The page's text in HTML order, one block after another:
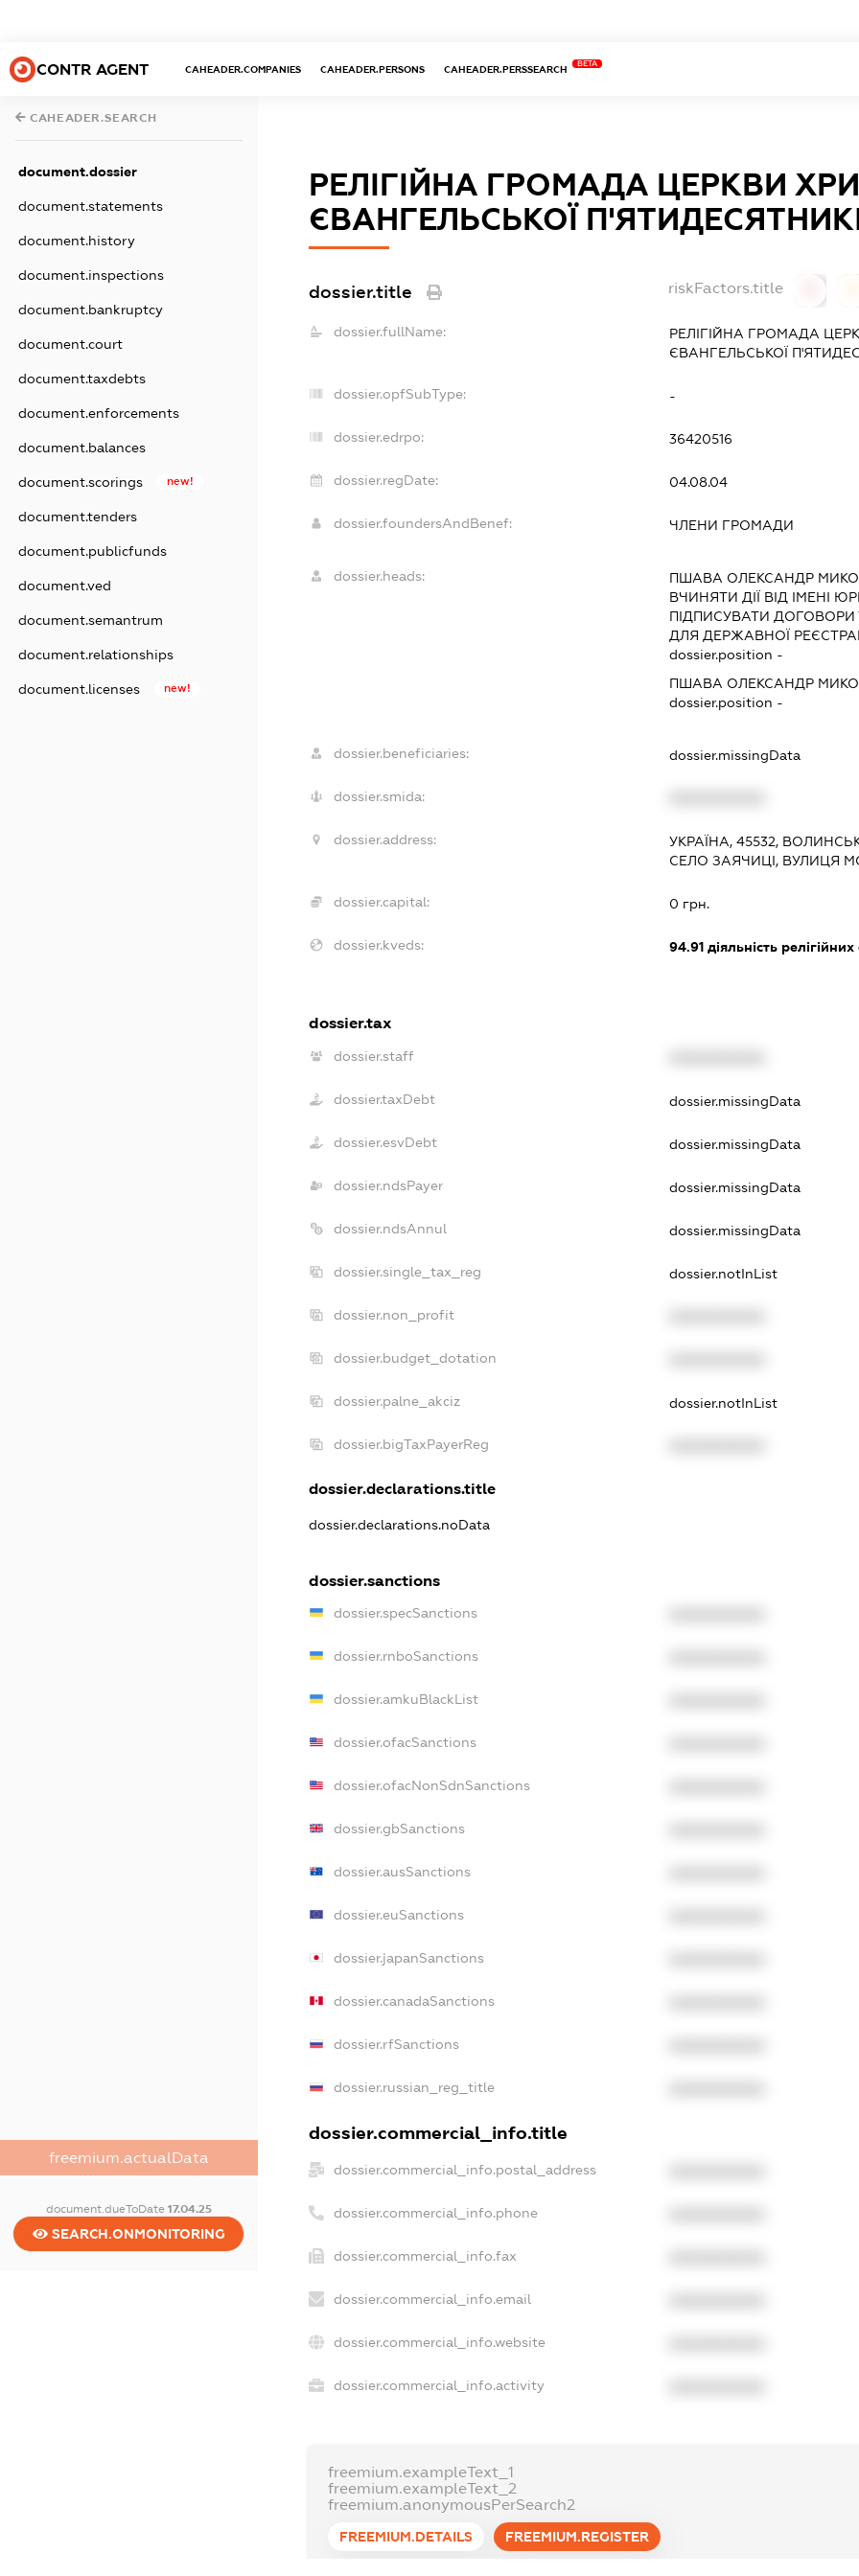
CONTR AGENT CAHEADER.COMPANIES CAHEADER.PERSONS CAHEADER.PERSSEARCH
BETA
CAHEADER.SEARCH
document.dossier
document.statements
document.history
document.inspections
document.bankruptcy
document.court
document.taxdebts
document.enforcements
document.balances
document.scorings new!
document.tenders
document.publicfunds
document.ved
document.semantrum
document.relationships
document.licenses new!
freemium.actualData
document.dueToDate 17.04.25
SEARCH.ONMONITORING
РЕЛІГІЙНА ГРОМАДА ЦЕРКВИ
ЄВАНГЕЛЬСЬКОЇ
dossier.title riskFactors.title
dossier.fullName:
РЕЛІГІЙНА ГРОМАДА
ЄВАНГЕЛЬСЬКОЇ
dossier.opfSubType: -
dossier.edrpo: 36420516
dossier.regDate: 04.08.04
dossier.foundersAndBenef: ЧЛЕНИ ГРОМАДИ
dossier.heads: ПШАВА ОЛЕКСАНДР
ВЧИНЯТИ ДІЇ ВІД ІМЕНІ
ПІДПИСУВАТИ
ДЛЯ ДЕРЖАВНОЇ
dossier.position -
ПШАВА ОЛЕКСАНДР
dossier.position -
dossier.beneficiaries: dossier.missingData
dossier.smida:
dossier.address:
УКРАЇНА, 45532,
СЕЛО ЗАЯЧИЦІ, ВУЛИЦЯ
dossier.capital: 0 грн.
dossier.kveds: 94.91діяльність релігійних
dossier.tax
dossier.staff
dossier.taxDebt dossier.missingData
dossier.esvDebt dossier.missingData
dossier.ndsPayer dossier.missingData
dossier.ndsAnnul dossier.missingData
dossier.single_tax_reg dossier.notInList
dossier.non_profit
dossier.budget_dotation
dossier.palne_akciz dossier.notInList
dossier.bigTaxPayerReg
dossier.declarations.title
dossier.declarations.noData
dossier.sanctions
dossier.specSanctions
dossier.rnboSanctions
dossier.amkuBlackList
dossier.ofacSanctions
dossier.ofacNonSdnSanctions
dossier.gbSanctions
dossier.ausSanctions
dossier.euSanctions
dossier.japanSanctions
dossier.canadaSanctions
dossier.rfSanctions
dossier.russian_reg_title
dossier.commercial_info.title
dossier.commercial_info.postal_address
dossier.commercial_info.phone
dossier.commercial_info.fax
dossier.commercial_info.email
dossier.commercial_info.website
dossier.commercial_info.activity
freemium.exampleText_1
freemium.exampleText_2
freemium.anonymousPerSearch2
FREEMIUM.DETAILS FREEMIUM.REGISTER